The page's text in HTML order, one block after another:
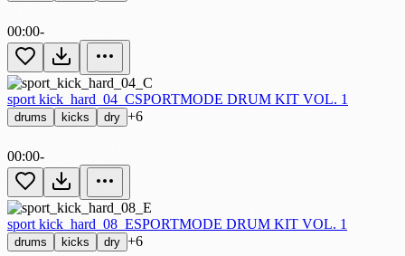
00:00-
sport kick_hard_04_CSPORTMODE DRUM KIT VOL. 1
drums kicks dry +6
00:00-
sport kick_hard_08_ESPORTMODE DRUM KIT VOL. 1
drums kicks dry +6